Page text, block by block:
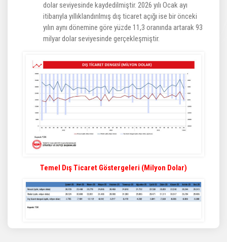
dolar seviyesinde kaydedilmiştir. 2026 yılı Ocak ayı
itibarıyla yıllıklandırılmış dış ticaret açığı ise bir önceki
yılın aynı dönemine göre yüzde 11,3 oranında artarak 93
milyar dolar seviyesinde gerçekleşmiştir.
Temel Dış Ticaret Göstergeleri (Milyon Dolar)